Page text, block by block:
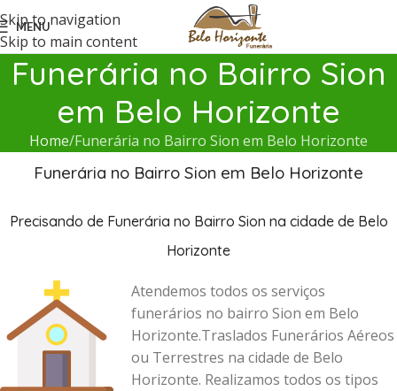
Skip to navigation
Skip to main content
MENU
Funerária no Bairro Sion
em Belo Horizonte
Home Funerária no Bairro Sion em Belo Horizonte
Funerária no Bairro Sion em Belo Horizonte
Precisando de Funerária no Bairro Sion na cidade de Belo
Horizonte
Atendemos todos os serviços
funerários no bairro Sion em Belo
Horizonte.Traslados Funerários Aéreos
ou Terrestres na cidade de Belo
Horizonte. Realizamos todos os tipos